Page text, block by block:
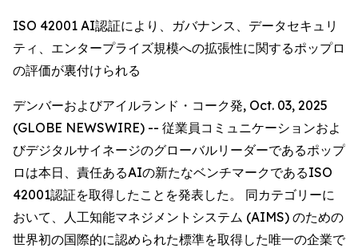
ISO 42001 AI認証により、ガバナンス、データセキュリ
ティ、エンタープライズ規模への拡張性に関するポップロ
の評価が裏付けられる
デンバーおよびアイルランド・コーク発, Oct. 03, 2025
(GLOBE NEWSWIRE) -- 従業員コミュニケーションおよ
びデジタルサイネージのグローバルリーダーであるポップ
ロは本日、責任あるAIの新たなベンチマークであるISO
42001認証を取得したことを発表した。 同カテゴリーに
おいて、人工知能マネジメントシステム (AIMS) のための
世界初の国際的に認められた標準を取得した唯一の企業で